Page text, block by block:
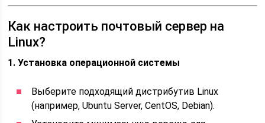
Как настроить почтовый сервер на
Linux?
1. Установка операционной системы
Выберите подходящий дистрибутив Linux
(например, Ubuntu Server, CentOS, Debian).